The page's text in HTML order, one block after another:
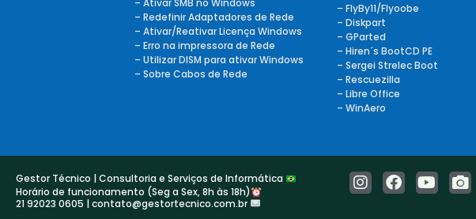
– Ativar SMB no Windows
– Redefinir Adaptadores de Rede
– Ativar/Reativar Licença Windows
– Erro na impressora de Rede
– Utilizar DISM para ativar Windows
– Sobre Cabos de Rede
–FlyBy11/Flyoobe
– Diskpart
– GParted
– Hiren´s BootCD PE
– Sergei Strelec Boot
– Rescuezilla
– Libre Office
– WinAero
Gestor Técnico | Consultoria e Serviços de Informática
Horário de funcionamento (Seg a Sex, 8h às 18h)
21 92023 0605 | contato@gestortecnico.com.br